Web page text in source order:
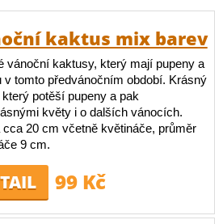
kaktus mix barev
vánoční kaktusy, který mají pupeny a
v tomto předvánočním období. Krásný
potěší pupeny a pak
květy i o dalších vánocích.
20 cm včetně květináče, průměr
9 cm.
99 Kč